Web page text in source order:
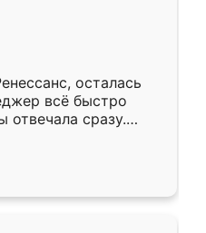
разнообразный.
то потребуется из
только здесь.
осталась
всё быстро
отвечала сразу.
подошёл к
Собрали
аккуратно, даже